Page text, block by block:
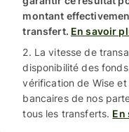
montant
transfert. En savoir
2. La vitesse de
disponibilité des
vérification de Wise
bancaires de nos
tous les transferts. En